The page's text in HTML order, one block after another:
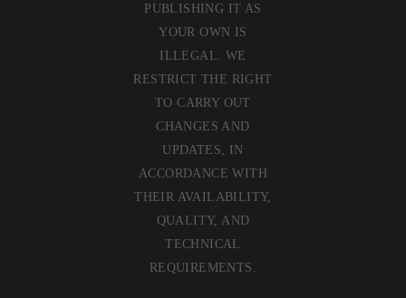
PUBLISHING IT AS
YOUR OWN IS
ILLEGAL. WE
RESTRICT THE RIGHT
TO CARRY OUT
CHANGES AND
UPDATES, IN
ACCORDANCE WITH
THEIR AVAILABILITY,
QUALITY, AND
TECHNICAL
REQUIREMENTS.